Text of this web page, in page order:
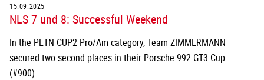
15.09.2025
NLS 7 und 8: Successful Weekend
In the PETN CUP2 Pro/Am category, Team ZIMMERMANN
secured two second places in their Porsche 992 GT3 Cup
(#900).